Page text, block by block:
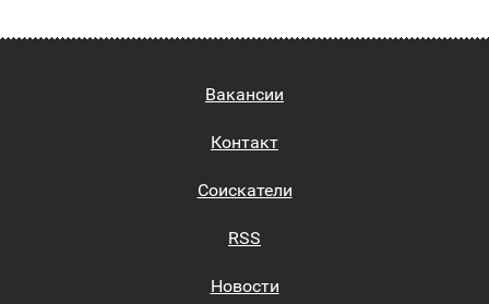
Вакансии
Контакт
Соискатели
RSS
Новости